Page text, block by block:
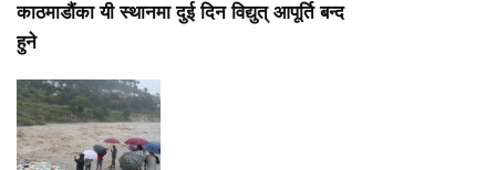
काठमाडौंका यी स्थानमा दुई दिन विद्युत् आपूर्ति बन्द
हुने